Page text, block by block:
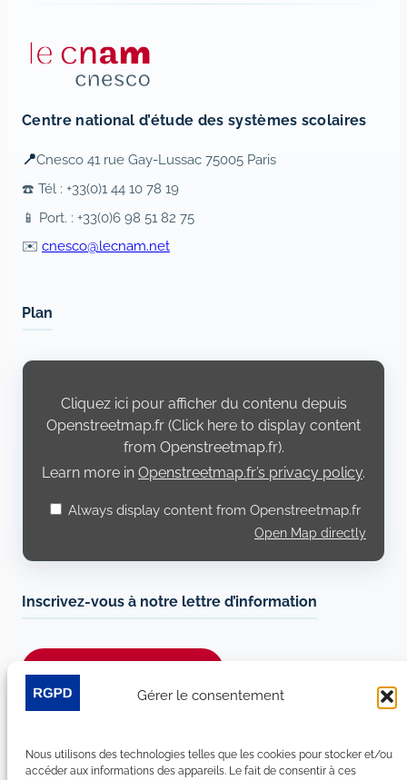
Gérer le consentement
Nous utilisons des technologies telles que les cookies pour stocker et/ou
accéder aux informations des appareils. Le fait de consentir à ces
Centre national d’étude des systèmes scolaires
📍Cnesco 41 rue Gay-Lussac 75005 Paris
☎️ Tél : +33(0)1 44 10 78 19
📱 Port. : +33(0)6 98 51 82 75
✉️ cnesco@lecnam.net
Plan
Display
Openstreetmap.fr
Cliquez ici pour afficher du contenu depuis
Openstreetmap.fr (Click here to display content
from Openstreetmap.fr).
Learn more in Openstreetmap.fr’s privacy policy.
Always display content from Openstreetmap.fr
Open Map directly
Inscrivez-vous à notre lettre d’information
LinkedIn
YouTube
Facebook
Bluesky